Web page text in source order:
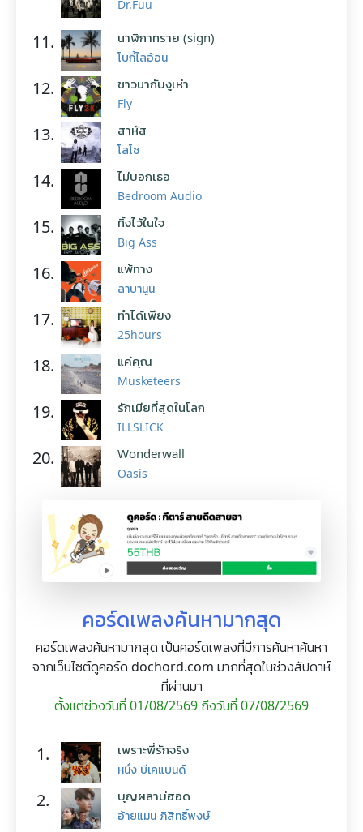
Dr.Fuu
11. นาฬิกาทราย (sign)
โบกี้ไลอ้อน
12. ชาวนากับงูเห่า
Fly
13. สาหัส
โลโซ
14. ไม่บอกเธอ
Bedroom Audio
15. ทิ้งไว้ในใจ
Big Ass
16. แพ้ทาง
ลาบานูน
17. ทำได้เพียง
25hours
18. แค่คุณ
Musketeers
19. รักเมียที่สุดในโลก
ILLSLICK
20. Wonderwall
Oasis
คอร์ดเพลงค้นหามากสุด
คอร์ดเพลงค้นหามากสุด เป็นคอร์ดเพลงที่มีการค้นหาค้นหา
จากเว็บไซต์ดูคอร์ด dochord.com มากที่สุดในช่วงสัปดาห์
ที่ผ่านมา
ตั้งแต่ช่วงวันที่ 01/08/2569 ถึงวันที่ 07/08/2569
1. เพราะพี่รักจริง
หนึ่ง บีเคแบนด์
2. บุญผลาบ่ฮอด
อ้ายแมน ภิสิทธิ์พงษ์